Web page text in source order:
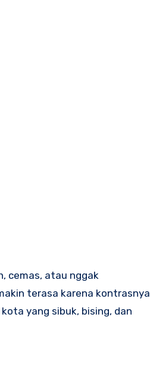
cemas, atau nggak
terasa karena kontrasnya
yang sibuk, bising, dan